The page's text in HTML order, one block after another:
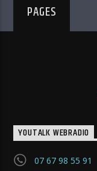
PAGES
YOUTALK WEBRADIO
07 67 98 55 91